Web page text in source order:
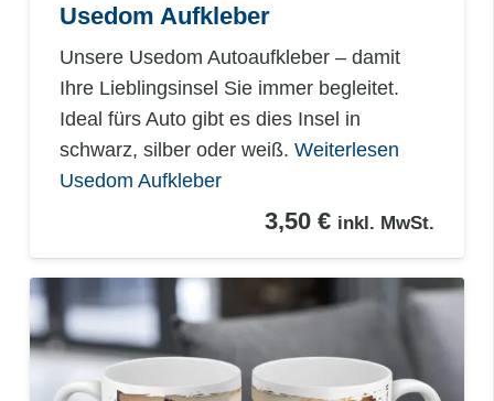
Usedom Aufkleber
Unsere Usedom Autoaufkleber – damit
Ihre Lieblingsinsel Sie immer begleitet.
Ideal fürs Auto gibt es dies Insel in
schwarz, silber oder weiß. Weiterlesen
Usedom Aufkleber
3,50 € inkl. MwSt.